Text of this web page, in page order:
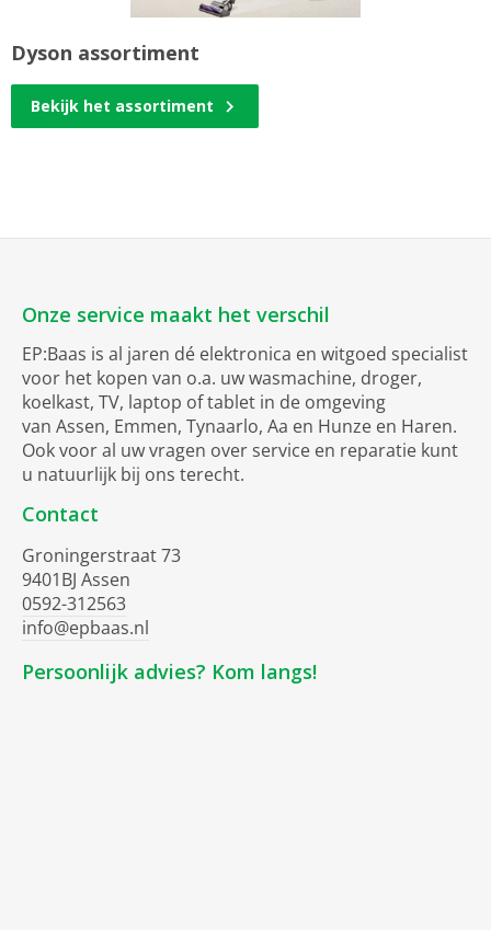
Dyson assortiment
Bekijk het assortiment
Onze service maakt het verschil
EP:Baas is al jaren dé elektronica en witgoed specialist
voor het kopen van o.a. uw wasmachine, droger,
koelkast, TV, laptop of tablet in de omgeving
van Assen, Emmen, Tynaarlo, Aa en Hunze en Haren.
Ook voor al uw vragen over service en reparatie kunt
u natuurlijk bij ons terecht.
Contact
Groningerstraat 73
9401BJ Assen
0592-312563
info@epbaas.nl
Persoonlijk advies? Kom langs!